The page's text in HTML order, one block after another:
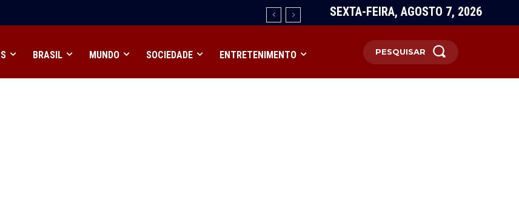
SEXTA-FEIRA, AGOSTO 7, 2026
BRASIL MUNDO SOCIEDADE ENTRETENIMENTO PESQUISAR